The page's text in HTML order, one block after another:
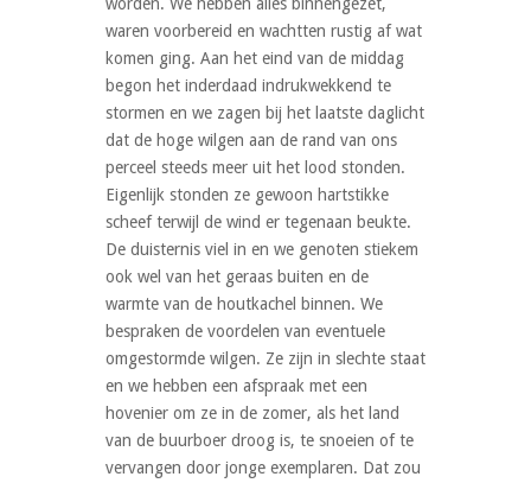
waren voorbereid en wachtten rustig af wat
komen ging. Aan het eind van de middag
begon het inderdaad indrukwekkend te
stormen en we zagen bij het laatste daglicht
dat de hoge wilgen aan de rand van ons
perceel steeds meer uit het lood stonden.
Eigenlijk stonden ze gewoon hartstikke
scheef terwijl de wind er tegenaan beukte.
De duisternis viel in en we genoten stiekem
ook wel van het geraas buiten en de
warmte van de houtkachel binnen. We
bespraken de voordelen van eventuele
omgestormde wilgen. Ze zijn in slechte staat
en we hebben een afspraak met een
hovenier om ze in de zomer, als het land
van de buurboer droog is, te snoeien of te
vervangen door jonge exemplaren. Dat zou